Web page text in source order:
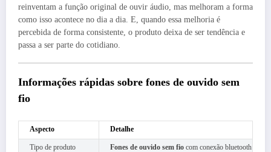
reinventam a função original de ouvir áudio, mas melhoram a forma
como isso acontece no dia a dia. E, quando essa melhoria é
percebida de forma consistente, o produto deixa de ser tendência e
passa a ser parte do cotidiano.
Informações rápidas sobre fones de ouvido sem
fio
Aspecto Detalhe
Tipo de produto Fones de ouvido sem fio com conexão bluetooth